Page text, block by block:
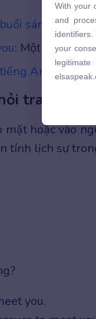
sáng tiếng
: Một số cách
Anh là gì?
trang
hoặc vào
tính lịch sự
you.
and
your
With your
and
your